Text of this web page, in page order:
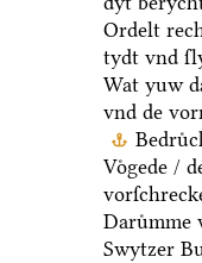
Ordelt
tydt vnd
Wat yuw
vnd de
Voͤgede /
Daruͤmme
Swytzer